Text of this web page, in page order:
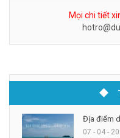
Mọi chi tiết
Địa điểm
07 - 04 -